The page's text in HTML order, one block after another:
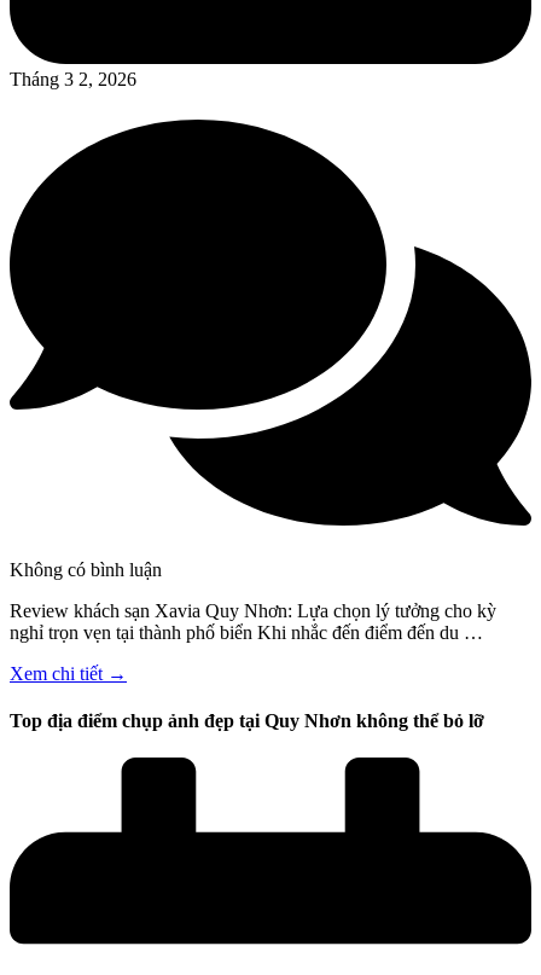
Tháng 3 2, 2026
Không có bình luận
Review khách sạn Xavia Quy Nhơn: Lựa chọn lý tưởng cho kỳ
nghỉ trọn vẹn tại thành phố biển Khi nhắc đến điểm đến du …
Xem chi tiết →
Top địa điểm chụp ảnh đẹp tại Quy Nhơn không thể bỏ lỡ